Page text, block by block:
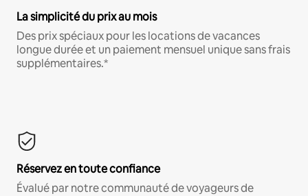
La simplicité du prix au mois
Des prix spéciaux pour les locations de vacances
longue durée et un paiement mensuel unique sans frais
supplémentaires.*
Réservez en toute confiance
Évalué par notre communauté de voyageurs de